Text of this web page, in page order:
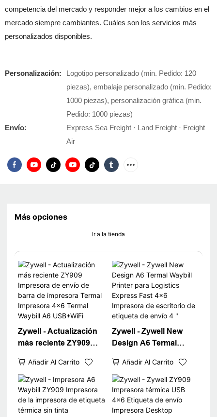
competencia del mercado y responder mejor a los cambios en el
mercado siempre cambiantes. Cuáles son los servicios más
personalizados disponibles.
Personalización:
Logotipo personalizado (min. Pedido: 120
piezas), embalaje personalizado (min. Pedido:
1000 piezas), personalización gráfica (min.
Pedido: 1000 piezas)
Envío:
Express Sea Freight · Land Freight · Freight
Air
Más opciones
Ir a la tienda
Zywell - Actualización
más reciente ZY909
barra de impresora
Termal Impresora 4x6
Termal Waybill A6
USB+WiFi
Añadir Al Carrito
Zywell - Zywell New
Design A6 Termal
Logistics Express Fast
4x6 Impresora de
escritorio de etiqueta
de envío 4 "
Añadir Al Carrito